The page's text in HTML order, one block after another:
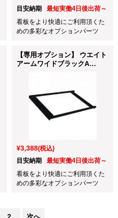
目安納期
最短実働4日後出荷～
看板をより快適にご利用頂くた
めの多彩なオプションパーツ
【専用オプション】 ウエイト
アームワイドブラックA
¥3,388(税込)
目安納期
最短実働4日後出荷～
看板をより快適にご利用頂くた
めの多彩なオプションパーツ